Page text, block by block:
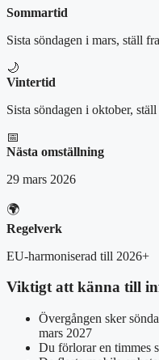
Sommartid
Sista söndagen i mars, ställ
🌙
Vintertid
Sista söndagen i oktober,
📅
Nästa omställning
29 mars 2026
🌍
Regelverk
EU-harmoniserad till 2026+
Viktigt att känna till
Övergången sker
mars 2027
Du förlorar en timmes